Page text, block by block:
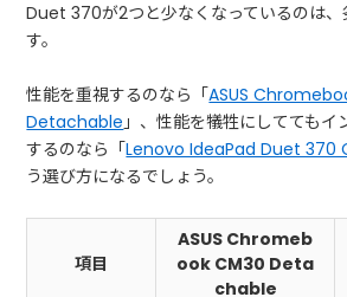
Duet 370が2つと少なくなっているのは、
す。
性能を重視するのなら「ASUS
Detachable」、性能を犠牲にしててもイ
するのなら「Lenovo IdeaPad Duet 370
う選び方になるでしょう。
項目
ASUS Chromeb
ook CM30 Deta
chable